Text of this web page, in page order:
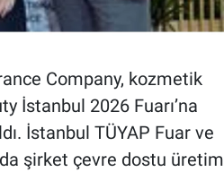
Company, kozmetik
İstanbul 2026 Fuarı’na
İstanbul TÜYAP Fuar ve
şirket çevre dostu üretim